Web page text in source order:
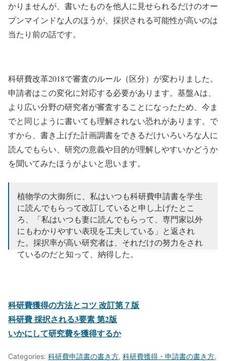
かりませんが、書いたものを他人に見せられるだけのオー
プンマインドな人のほうが、採択される可能性が高いのは
当たり前の話です。
科研費改革2018で審査のルール（区分）が変わりました。
申請者はこの変化に対応する必要があります。基盤Aは、
より広い分野の研究者が審査することになったため、今ま
でと同じように書いても理解されない恐れがあります。で
すから、 書き上げた計画調書をできるだけいろいろな人に
読んでもらい、研究の意義や目的が理解しやすいかどうか
を聞いてみたほうがよいと思います。
植物学の大御所に、私はいつも科研費申請書を学生
に読んでもらって改訂していると申し上げたとこ
ろ、「私はいつも妻に読んでもらって、専門家以外
にもわかりやすい表現を工夫している」と返され
た。採択率が高い研究者は、それだけの努力をされ
ているのだと知って、納得した。
科研費獲得の方法とコツ 改訂第７版
科研費 採択される3要素 第2版
いかにして研究費を獲得するか
Categories: 科研費申請書の書き方, 科研費獲得・申請書の書き方,